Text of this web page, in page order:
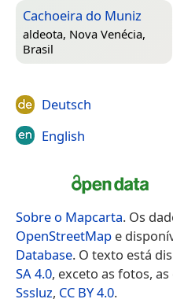
Cachoeira do Muniz
aldeota, Nova Venécia,
Brasil
Deutsch
English
Sobre o Mapcarta. Os
OpenStreetMap e
Database. O texto está
SA 4.0, exceto as fotos,
Sssluz, CC BY 4.0.